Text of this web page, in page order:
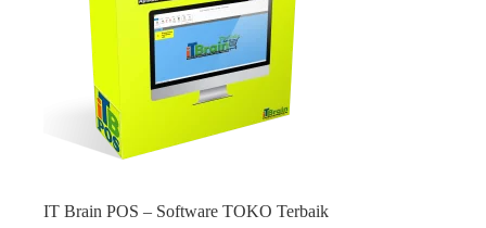
IT Brain POS – Software TOKO Terbaik